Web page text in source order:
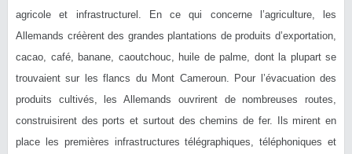
agricole et infrastructurel. En ce qui concerne l’agriculture, les
Allemands créèrent des grandes plantations de produits d’exportation,
cacao, café, banane, caoutchouc, huile de palme, dont la plupart se
trouvaient sur les flancs du Mont Cameroun. Pour l’évacuation des
produits cultivés, les Allemands ouvrirent de nombreuses routes,
construisirent des ports et surtout des chemins de fer. Ils mirent en
place les premières infrastructures télégraphiques, téléphoniques et